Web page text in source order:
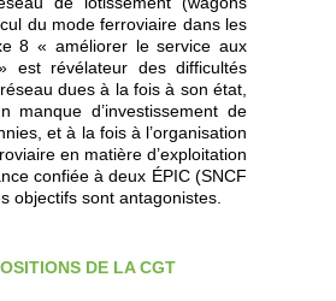
du mode ferroviaire dans les
8 « améliorer le service aux
est révélateur des difficultés
dues à la fois à son état,
manque d’investissement de
et à la fois à l’organisation
en matière d’exploitation
confiée à deux ÉPIC (SNCF
objectifs sont antagonistes.
DE LA CGT